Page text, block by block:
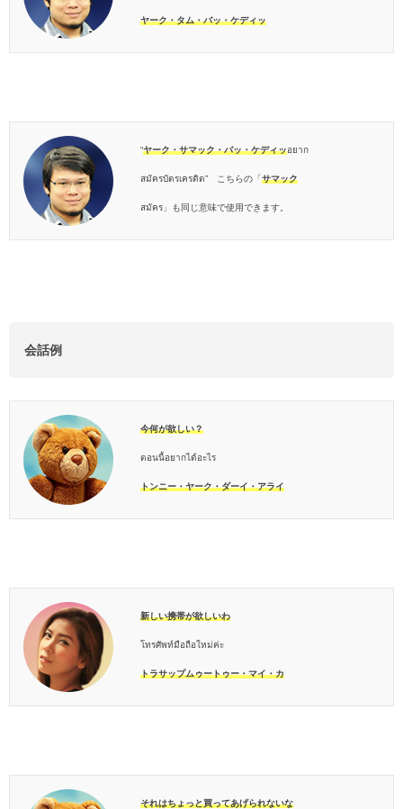
ヤーク・タム・バッ・ケディッ
“ヤーク・サマック・バッ・ケディッอยาก
สมัครบัตรเครดิต” こちらの「サマック
สมัคร」も同じ意味で使用できます。
会話例
今何が欲しい？
ตอนนี้อยากได้อะไร
トンニー・ヤーク・ダーイ・アライ
新しい携帯が欲しいわ
โทรศัพท์มือถือใหม่ค่ะ
トラサップムゥートゥー・マイ・カ
それはちょっと買ってあげられないな